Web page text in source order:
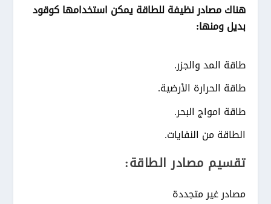
هناك مصادر نظيفة للطاقة يمكن استخدامها كوقود
بديل ومنها:
طاقة المد والجزر.
طاقة الحرارة الأرضية.
طاقة امواج البحر.
الطاقة من النفايات.
تقسيم مصادر الطاقة:
مصادر غير متجددة